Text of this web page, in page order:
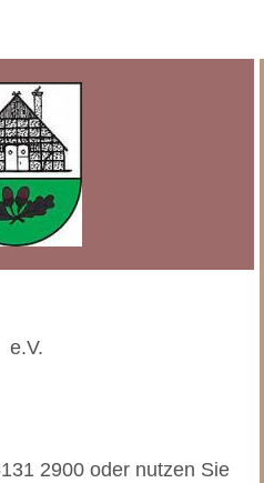
e.V.
2900 oder nutzen Sie